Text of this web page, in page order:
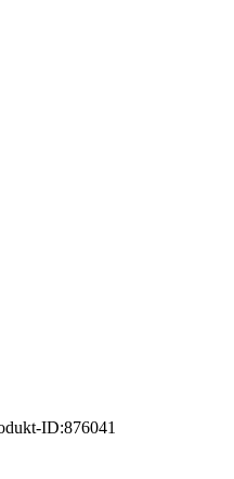
ID:876041